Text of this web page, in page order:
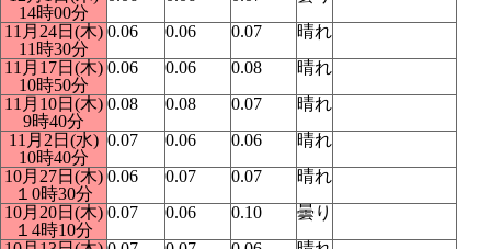
14時00分
11月24日(木)
11時30分
0.06 0.06 0.07
晴れ
11月17日(木)
10時50分
0.06 0.06 0.08
晴れ
11月10日(木)
9時40分
0.08 0.08 0.07
晴れ
11月2日(水)
10時40分
0.07 0.06 0.06
晴れ
10月27日(木)
１0時30分
0.06 0.07 0.07
晴れ
10月20日(木)
１4時10分
0.07 0.06 0.10
曇り